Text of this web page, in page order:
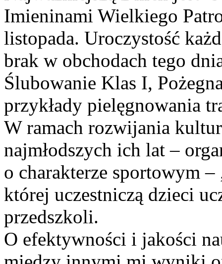
Imieninami Wielkiego
listopada. Uroczystość
brak w obchodach tego
Ślubowanie Klas I,
przykłady pielęgnowania
W ramach rozwijania
najmłodszych ich lat –
o charakterze sportowym
której uczestniczą dzieci
przedszkoli.
O efektywności i jakości